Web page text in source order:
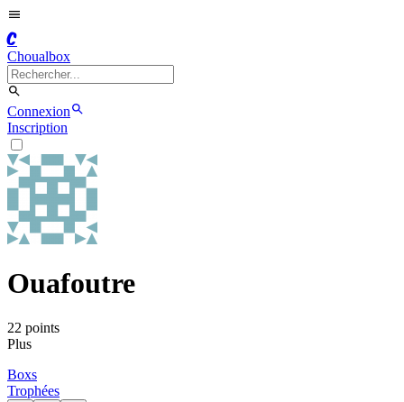
C
Choualbox
Connexion
Inscription
Ouafoutre
22 points
Plus
Boxs
Trophées